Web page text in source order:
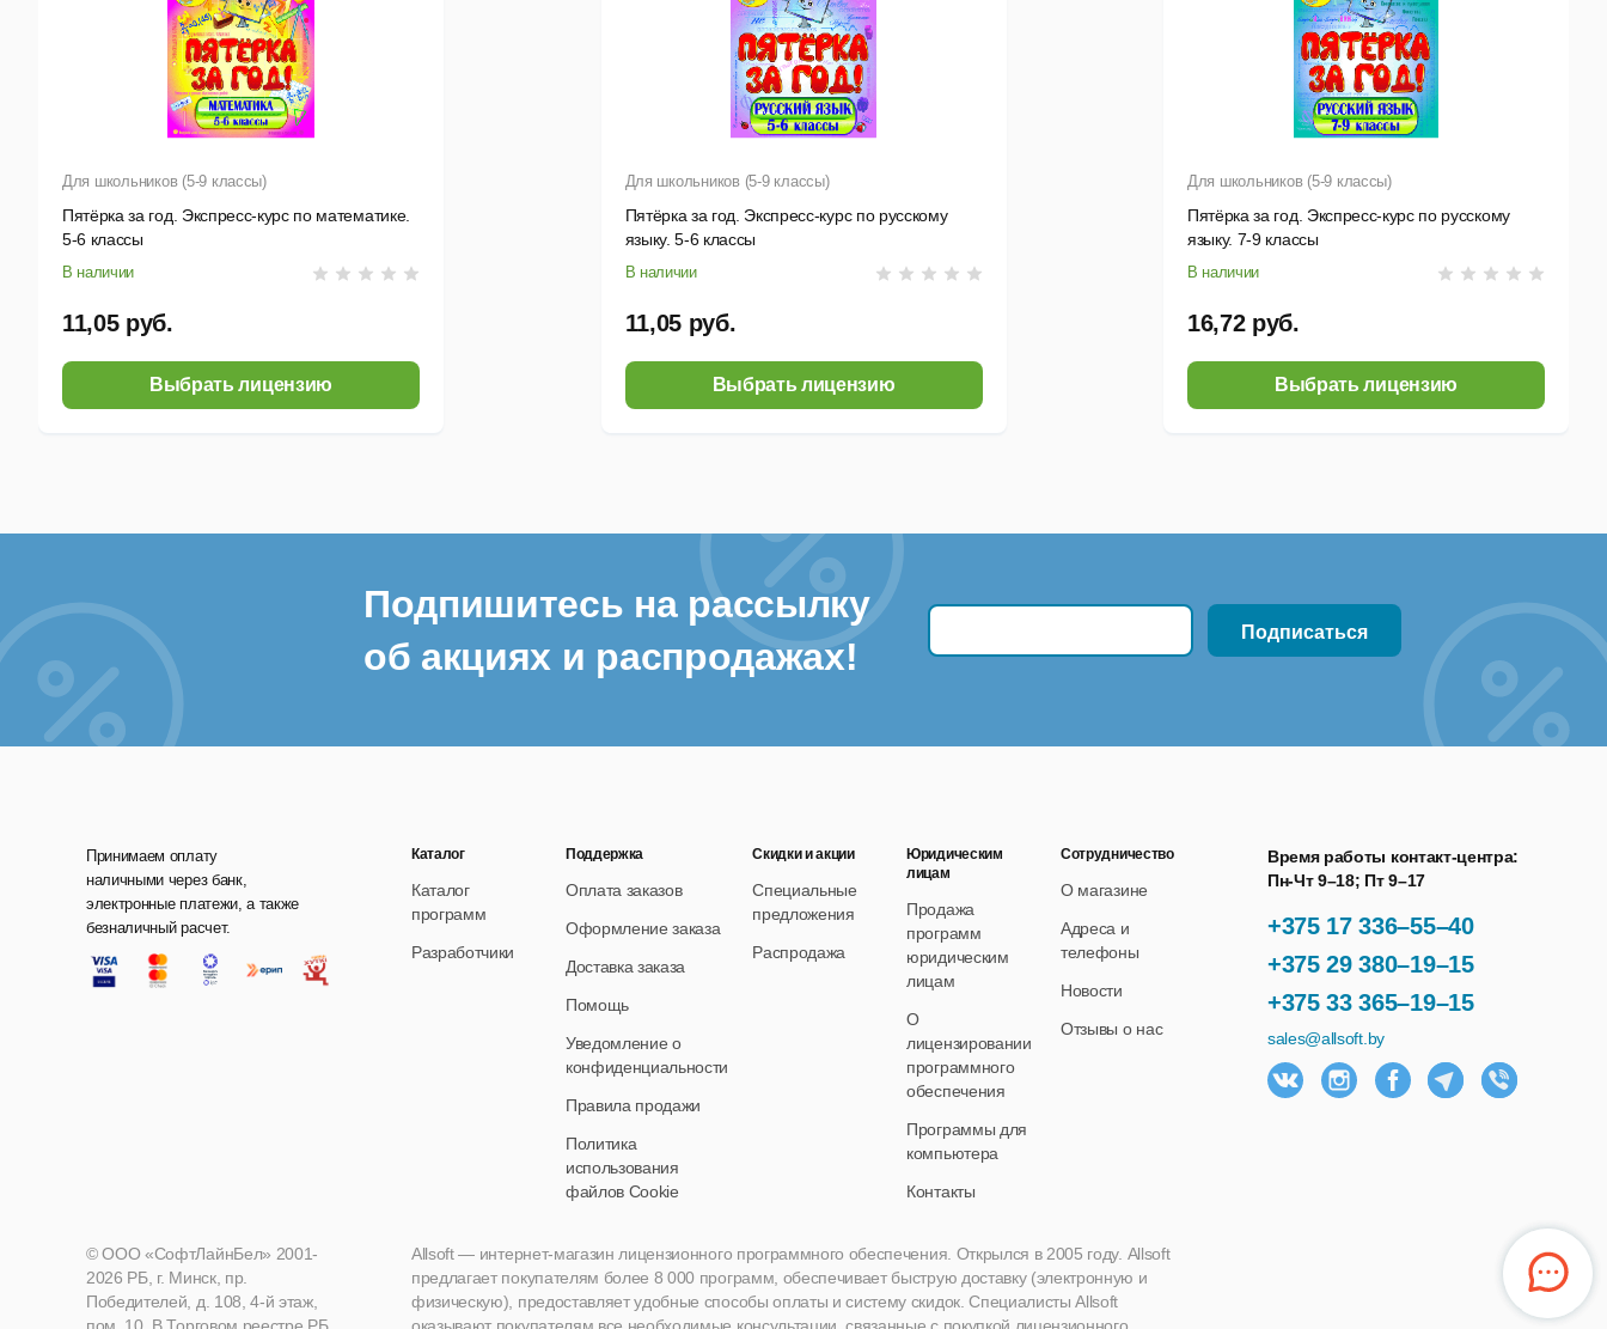
Для школьников (5-9 классы)
Пятёрка за год. Экспресс-курс по математике.
5-6 классы
В наличии
11,05 руб.
Выбрать лицензию
Для школьников (5-9 классы)
Пятёрка за год. Экспресс-курс по русскому
языку. 5-6 классы
В наличии
11,05 руб.
Выбрать лицензию
Для школьников (5-9 классы)
Пятёрка за год. Экспресс-курс по русскому
языку. 7-9 классы
В наличии
16,72 руб.
Выбрать лицензию
Подпишитесь на рассылку
об акциях и распродажах!
Принимаем оплату
наличными через банк,
электронные платежи, а также
безналичный расчет.
+375 17 336–55–40
+375 29 380–19–15
+375 33 365–19–15
Время работы контакт-центра:
Пн-Чт 9–18; Пт 9–17
sales@allsoft.by
Каталог
Каталог
программ
Разработчики
Поддержка
Оплата заказов
Оформление заказа
Доставка заказа
Помощь
Уведомление о
конфиденциальности
Правила продажи
Политика
использования
файлов Cookie
Скидки и акции
Специальные
предложения
Распродажа
Юридическим
лицам
Продажа
программ
юридическим
лицам
О
лицензировании
программного
обеспечения
Программы для
компьютера
Контакты
Сотрудничество
О магазине
Адреса и
телефоны
Новости
Отзывы о нас
Allsoft — интернет-магазин лицензионного программного обеспечения. Открылся в 2005 году. Allsoft
предлагает покупателям более 8 000 программ, обеспечивает быструю доставку (электронную и
физическую), предоставляет удобные способы оплаты и систему скидок. Специалисты Allsoft
© ООО «СофтЛайнБел» 2001-
2026 РБ, г. Минск, пр.
Победителей, д. 108, 4-й этаж,